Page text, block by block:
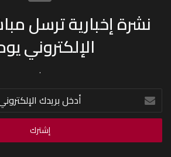
نشرة إخبارية ترسل
الإلكتروني
.
أدخل
بريدك
الإلكتروني